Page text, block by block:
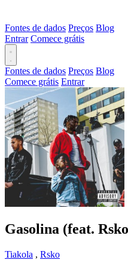
Fontes de dados Preços Blog
Entrar Comece grátis
Fontes de dados Preços Blog
Comece grátis Entrar
Gasolina (feat.
Tiakola , Rsko